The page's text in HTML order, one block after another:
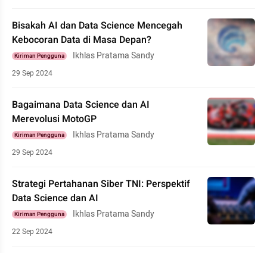
Bisakah AI dan Data Science Mencegah
Kebocoran Data di Masa Depan?
Kiriman Pengguna Ikhlas Pratama Sandy
29 Sep 2024
Bagaimana Data Science dan AI
Merevolusi MotoGP
Kiriman Pengguna Ikhlas Pratama Sandy
29 Sep 2024
Strategi Pertahanan Siber TNI: Perspektif
Data Science dan AI
Kiriman Pengguna Ikhlas Pratama Sandy
22 Sep 2024